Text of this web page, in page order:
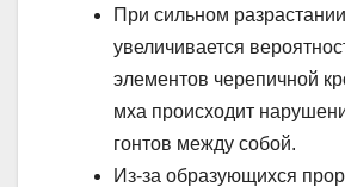
При сильном
увеличивается
элементов черепичной
мха происходит
гонтов между собой.
Из-за образующихся